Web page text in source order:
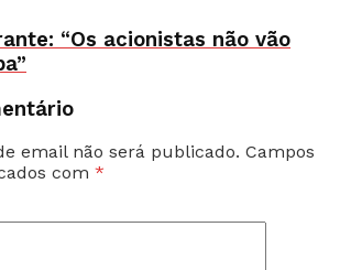
“Os acionistas não vão
email não será publicado. Campos
com *